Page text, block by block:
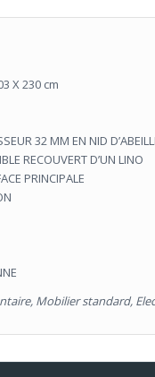
X 230 cm
32 MM EN NID
RECOUVERT D’UN LINO
PRINCIPALE
Mobilier standard,